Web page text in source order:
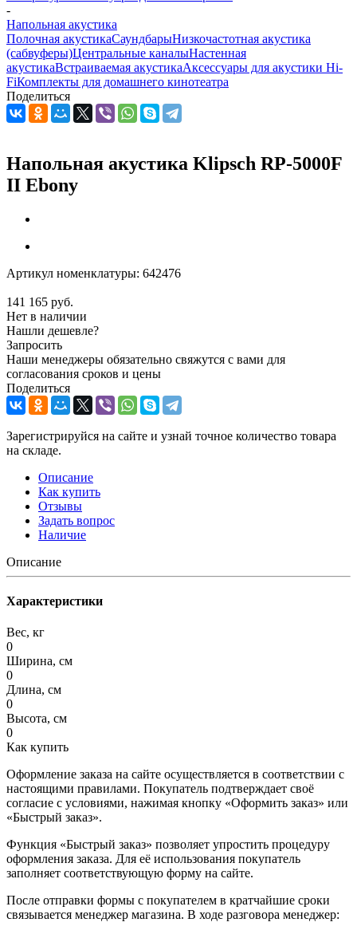
-
Напольная акустика
Полочная акустикаСаундбарыНизкочастотная акустика
(сабвуферы)Центральные каналыНастенная
акустикаВстраиваемая акустикаАксессуары для акустики Hi-
FiКомплекты для домашнего кинотеатра
Поделиться
Напольная акустика Klipsch RP-5000F
II Ebony
Артикул номенклатуры: 642476
141 165 руб.
Нет в наличии
Нашли дешевле?
Запросить
Наши менеджеры обязательно свяжутся с вами для
согласования сроков и цены
Поделиться
Зарегистрируйся на сайте и узнай точное количество товара
на складе.
Описание
Как купить
Отзывы
Задать вопрос
Наличие
Описание
Характеристики
Вес, кг
0
Ширина, см
0
Длина, см
0
Высота, см
0
Как купить
Оформление заказа на сайте осуществляется в соответствии с
настоящими правилами. Покупатель подтверждает своё
согласие с условиями, нажимая кнопку «Оформить заказ» или
«Быстрый заказ».
Функция «Быстрый заказ» позволяет упростить процедуру
оформления заказа. Для её использования покупатель
заполняет соответствующую форму на сайте.
После отправки формы с покупателем в кратчайшие сроки
связывается менеджер магазина. В ходе разговора менеджер: